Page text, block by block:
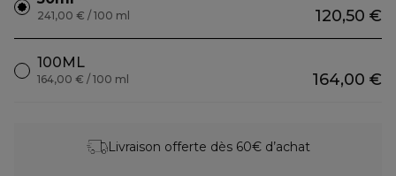
120,50 €
241,00 € / 100 ml
100ML
164,00 €
164,00 € / 100 ml
Livraison offerte dès 60€ d’achat